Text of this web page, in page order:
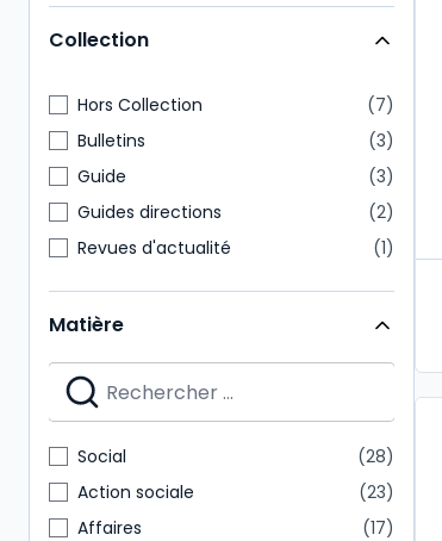
Collection
Hors Collection
7
Bulletins
3
Guide
3
Guides directions
2
Revues d'actualité
1
Matière
Social
28
Action sociale
23
Affaires
17